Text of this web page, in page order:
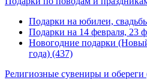
Подарки на юбилеи,
Подарки на 14 февраля, 23
Новогодние подарки
года) (437)
Религиозные сувениры и обереги